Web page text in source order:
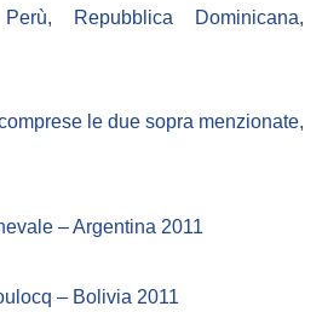
Repubblica Dominicana,
le due sopra menzionate,
– Argentina 2011
– Bolivia 2011